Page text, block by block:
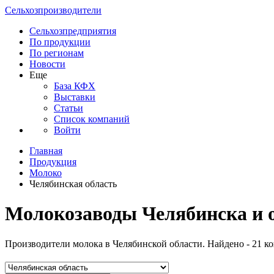
Сельхозпроизводители
Сельхозпредприятия
По продукции
По регионам
Новости
Еще
База КФХ
Выставки
Статьи
Список компаний
Войти
Главная
Продукция
Молоко
Челябинская область
Молокозаводы Челябинска и
Производители молока в Челябинской области. Найдено - 21